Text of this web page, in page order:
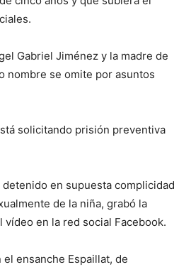
Gabriel Jiménez y la madre de
nombre se omite por asuntos
solicitando prisión preventiva
en supuesta complicidad
de la niña, grabó la
en la red social Facebook.
ensanche Espaillat, de